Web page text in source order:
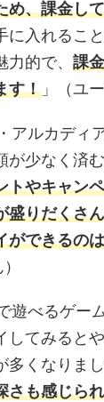
め、課金し
に入れるこ
的で、 課
す！ 」（ユ
アルカディ
が少なく済
トやキャン
盛りだくさ
ができるの
遊べるゲー
してみると
多くなりま
さも感じら